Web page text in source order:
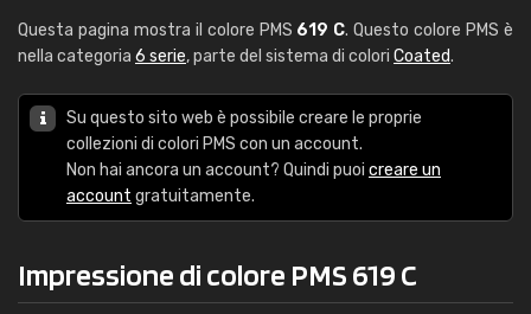
Questa pagina mostra il colore PMS 619 C. Questo colore PMS è
nella categoria 6 serie, parte del sistema di colori Coated.
Su questo sito web è possibile creare le proprie
collezioni di colori PMS con un account.
Non hai ancora un account? Quindi puoi creare un
account gratuitamente.
Impressione di colore PMS 619 C